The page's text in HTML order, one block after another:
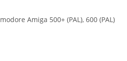
Amiga 500+ (PAL), 600 (PAL)